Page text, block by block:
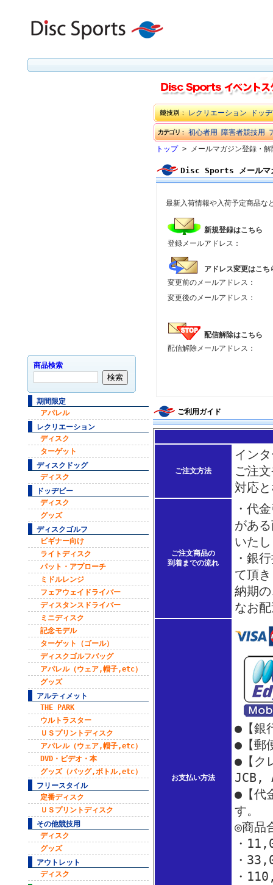
商品検索
期間限定
アパレル
レクリエーション
ディスク
ターゲット
ディスクドッグ
ディスク
ドッヂビー
ディスク
グッズ
ディスクゴルフ
ビギナー向け
ライトディスク
パット・アプローチ
ミドルレンジ
フェアウェイドライバー
ディスタンスドライバー
ミニディスク
記念モデル
ターゲット（ゴール）
ディスクゴルフバッグ
アパレル（ウェア,帽子,etc）
グッズ
アルティメット
THE PARK
ウルトラスター
ＵＳプリントディスク
アパレル（ウェア,帽子,etc）
DVD・ビデオ・本
グッズ（バッグ,ボトル,etc）
フリースタイル
定番ディスク
ＵＳプリントディスク
その他競技用
ディスク
グッズ
アウトレット
ディスク
レクリエーション ドッ
初心者用 障害者競技用
トップ> メールマガジン登録・解
Disc Sports メールマ
最新入荷情報や入荷予定商品な
新規登録はこちら
登録メールアドレス：
アドレス変更はこち
変更前のメールアドレス：
変更後のメールアドレス：
配信解除はこちら
配信解除メールアドレス：
ご利用ガイド
ご注文方法
イン
ご注
対応
ご注文商品の
到着までの流れ
・代
があ
いた
・銀
て頂
納期
なお
お支払い方法
●【銀
●【郵
●【ク
JCB,
●【代
す。
◎商品
・
・
・